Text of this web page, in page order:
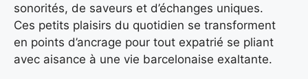
sonorités, de saveurs et d’échanges uniques.
Ces petits plaisirs du quotidien se transforment
en points d’ancrage pour tout expatrié se pliant
avec aisance à une vie barcelonaise exaltante.